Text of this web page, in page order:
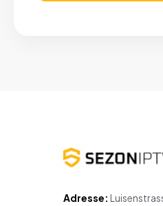
Adresse: